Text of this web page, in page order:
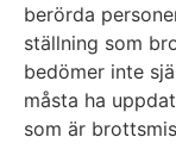
berörda
ställning som
bedömer inte
måsta ha
som är